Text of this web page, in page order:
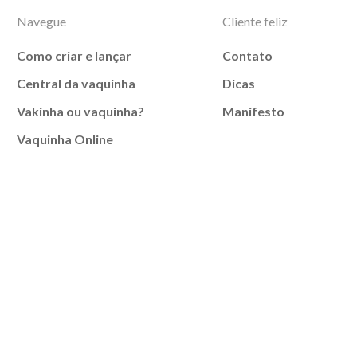
Navegue
Como criar e lançar
Central da vaquinha
Vakinha ou vaquinha?
Vaquinha Online
Cliente feliz
Contato
Dicas
Manifesto